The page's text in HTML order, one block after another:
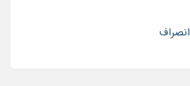
انصراف